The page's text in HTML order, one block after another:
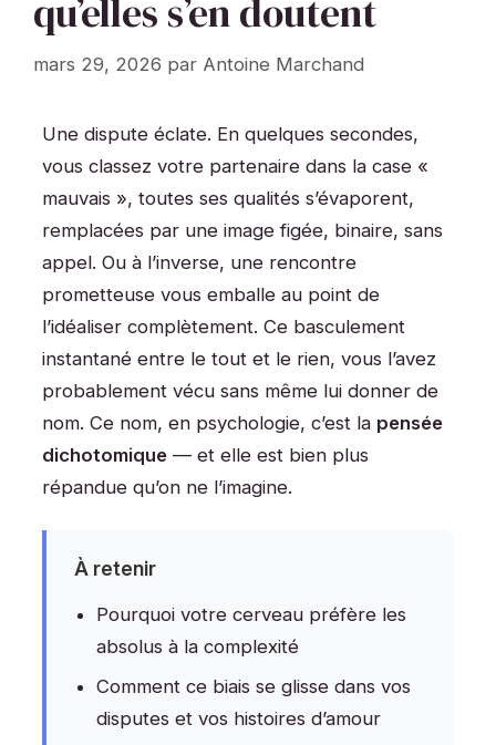
qu’elles s’en doutent
mars 29, 2026 par Antoine Marchand
Une dispute éclate. En quelques secondes,
vous classez votre partenaire dans la case «
mauvais », toutes ses qualités s’évaporent,
remplacées par une image figée, binaire, sans
appel. Ou à l’inverse, une rencontre
prometteuse vous emballe au point de
l’idéaliser complètement. Ce basculement
instantané entre le tout et le rien, vous l’avez
probablement vécu sans même lui donner de
nom. Ce nom, en psychologie, c’est la pensée
dichotomique — et elle est bien plus
répandue qu’on ne l’imagine.
À retenir
Pourquoi votre cerveau préfère les
absolus à la complexité
Comment ce biais se glisse dans vos
disputes et vos histoires d’amour